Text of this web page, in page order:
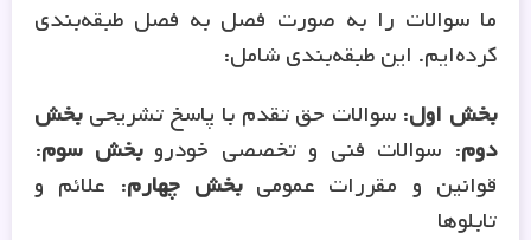
ما سوالات را به صورت فصل به فصل طبقه‌بندی
کرده‌ایم. این طبقه‌بندی شامل:
بخش اول: سوالات حق تقدم با پاسخ تشریحیبخش
دوم: سوالات فنی و تخصصی خودروبخش سوم:
قوانین و مقررات عمومیبخش چهارم: علائم و
تابلوها